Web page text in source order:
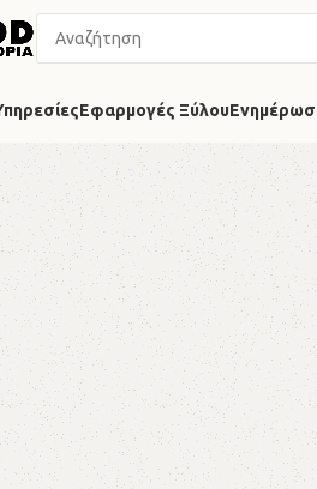
Εφαρμογές Ξύλου